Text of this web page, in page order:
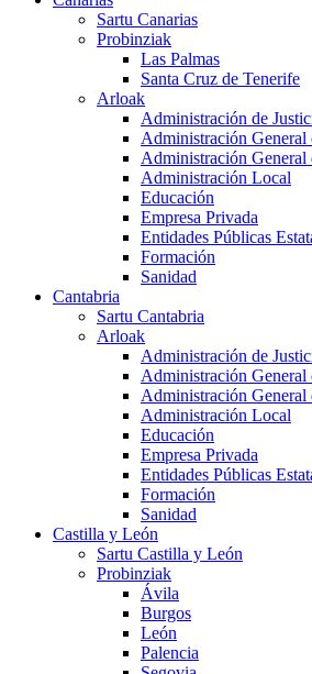
Sartu Canarias
Probinziak
Las Palmas
Santa Cruz de Tenerife
Arloak
Administración de
Administración General
Administración General
Administración Local
Educación
Empresa Privada
Entidades Públicas
Formación
Sanidad
Cantabria
Sartu Cantabria
Arloak
Administración de
Administración General
Administración General
Administración Local
Educación
Empresa Privada
Entidades Públicas
Formación
Sanidad
Castilla y León
Sartu Castilla y León
Probinziak
Ávila
Burgos
León
Palencia